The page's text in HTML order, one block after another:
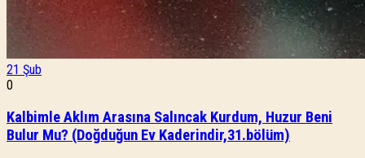
21 Şub
0
Kalbimle Aklım Arasına Salıncak Kurdum, Huzur Beni
Bulur Mu? (Doğduğun Ev Kaderindir,31.bölüm)